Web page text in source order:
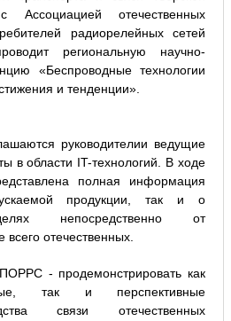
Ассоциацией отечественных
радиорелейных сетей
региональную научно-
«Беспроводные технологии
и тенденции».
руководителии ведущие
в области IT-технологий. В ходе
полная информация
продукции, так и о
непосредственно от
отечественных.
- продемонстрировать как
так и перспективные
связи отечественных